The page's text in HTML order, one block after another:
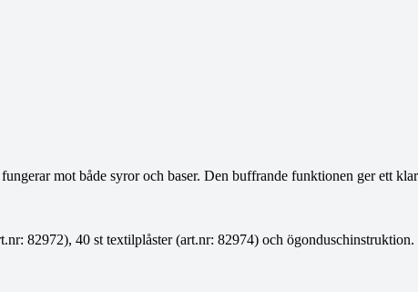
mot både syror och baser. Den buffrande funktionen ger ett
82972), 40 st textilplåster (art.nr: 82974) och ögonduschinstruktion.